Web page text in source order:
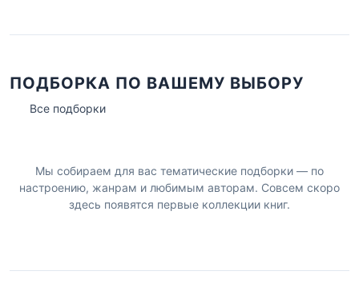
ПОДБОРКА ПО ВАШЕМУ ВЫБОРУ
Все подборки
Мы собираем для вас тематические подборки — по
настроению, жанрам и любимым авторам. Совсем скоро
здесь появятся первые коллекции книг.